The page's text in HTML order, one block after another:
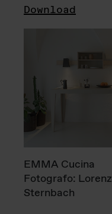
Download
EMMA Cucina
Fotografo: Lorenz
Sternbach